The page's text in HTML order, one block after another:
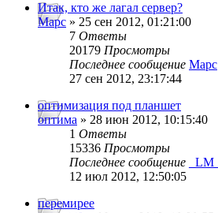
Итак, кто же лагал сервер?
Mapc » 25 сен 2012, 01:21:00
7 Ответы
20179 Просмотры
Последнее сообщение Mapc
27 сен 2012, 23:17:44
оптимизация под планшет
оптима » 28 июн 2012, 10:15:40
1 Ответы
15336 Просмотры
Последнее сообщение
_LM_
12 июл 2012, 12:50:05
перемирее